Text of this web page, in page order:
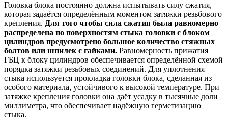
Головка блока постоянно должна испытывать силу сжатия,
которая задаётся определённым моментом затяжки резьбового
крепления. Для того чтобы сила сжатия была равномерно
распределена по поверхностям стыка головки с блоком
цилиндров предусмотрено большое количество стяжных
болтов или шпилек с гайками. Равномерность прижатия
ГБЦ к блоку цилиндров обеспечивается определённой схемой
порядка затяжки резьбовых соединений. Для уплотнения
стыка используется прокладка головки блока, сделанная из
особого материала, устойчивого к высокой температуре. При
затяжке крепления головки она даёт усадку в тысячные доли
миллиметра, что обеспечивает надёжную герметизацию
стыка.